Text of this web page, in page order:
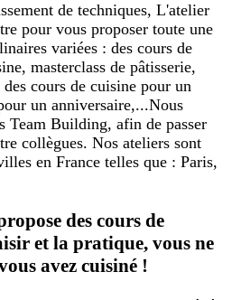
de techniques, L'atelier
pour vous proposer toute une
variées : des cours de
masterclass de pâtisserie,
cours de cuisine pour un
un anniversaire,...Nous
Team Building, afin de passer
collègues. Nos ateliers sont
en France telles que : Paris,
des cours de
et la pratique, vous ne
avez cuisiné !